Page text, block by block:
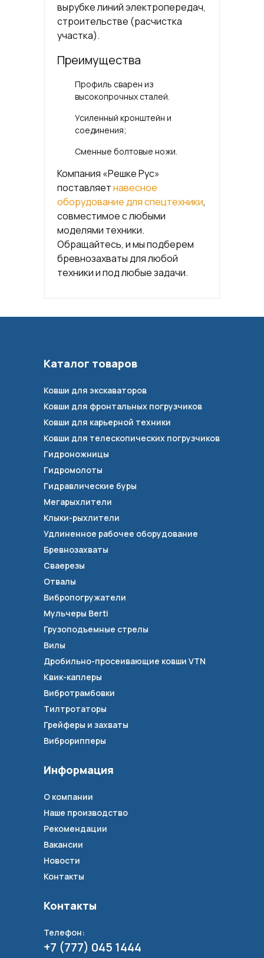
вырубке линий электропередач,
строительстве (расчистка
участка).
Преимущества
Профиль сварен из
высокопрочных сталей.
Усиленный кронштейн и
соединения;
Сменные болтовые ножи.
Компания «Решке Рус»
поставляетнавесное
оборудование для спецтехники,
совместимое с любыми
моделями техники.
Обращайтесь, и мы подберем
бревнозахваты для любой
техники и под любые задачи.
Каталог товаров
Ковши для экскаваторов
Ковши для фронтальных погрузчиков
Ковши для карьерной техники
Ковши для телескопических погрузчиков
Гидроножницы
Гидромолоты
Гидравлические буры
Мегарыхлители
Клыки-рыхлители
Удлиненное рабочее оборудование
Бревнозахваты
Сваерезы
Отвалы
Вибропогружатели
Мульчеры Berti
Грузоподъемные стрелы
Вилы
Дробильно-просеивающие ковши VTN
Квик-каплеры
Вибротрамбовки
Тилтротаторы
Грейферы и захваты
Виброрипперы
Информация
О компании
Наше производство
Рекомендации
Вакансии
Новости
Контакты
Контакты
Телефон:
+7 (777) 045 1444